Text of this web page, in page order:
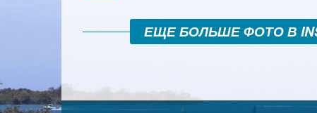
ЕЩЕ БОЛЬШЕ ФОТО В